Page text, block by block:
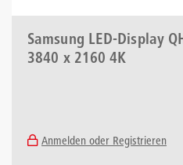
Samsung LED-Display
3840 x 2160 4K
Anmelden oder Registrieren